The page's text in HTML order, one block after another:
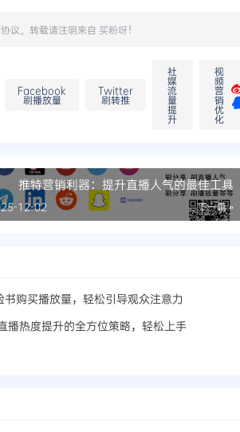
议。转载请注明来自 买粉呀！
Facebook
刷播放量
Twitter
刷转推
社
媒
流
量
提
升
视
频
营
销
优
化
推特营销利器：提升直播人气的最佳工具
下一篇 »
12-02
书购买播放量，轻松引导观众注意力
播热度提升的全方位策略，轻松上手